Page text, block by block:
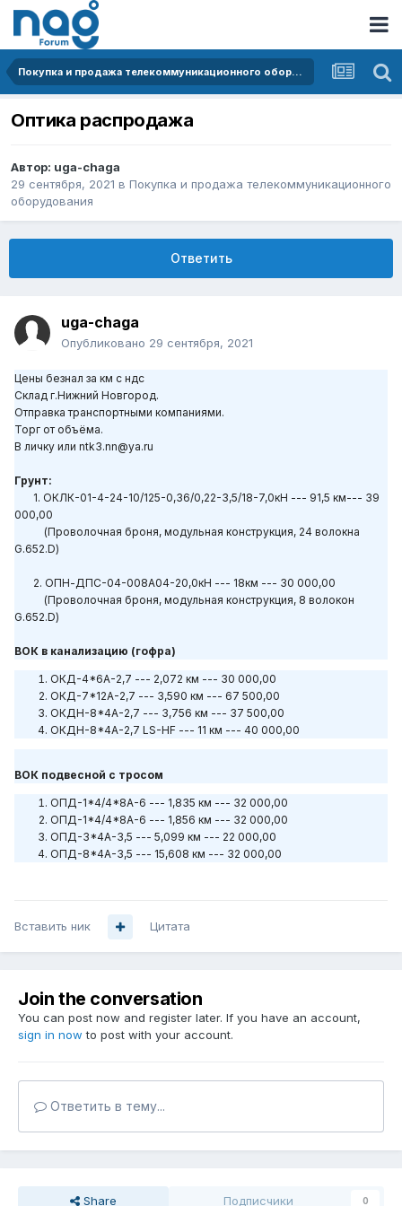
Покупка и продажа телекоммуникационного оборудования
Оптика распродажа
Автор: uga-chaga
29 сентября, 2021 в Покупка и продажа телекоммуникационного
оборудования
Ответить
uga-chaga
Опубликовано 29 сентября, 2021
Цены безнал за км с ндс
Склад г.Нижний Новгород.
Отправка транспортными компаниями.
Торг от объёма.
В личку или ntk3.nn@ya.ru
Грунт:
1. ОКЛК-01-4-24-10/125-0,36/0,22-3,5/18-7,0кН --- 91,5 км--- 39
000,00
(Проволочная броня, модульная конструкция, 24 волокна
G.652.D)
2. ОПН-ДПС-04-008А04-20,0кН --- 18км --- 30 000,00
(Проволочная броня, модульная конструкция, 8 волокон
G.652.D)
ВОК в канализацию (гофра)
ОКД-4*6A-2,7 --- 2,072 км --- 30 000,00
ОКД-7*12А-2,7 --- 3,590 км --- 67 500,00
ОКДН-8*4A-2,7 --- 3,756 км --- 37 500,00
ОКДН-8*4A-2,7 LS-HF --- 11 км --- 40 000,00
ВОК подвесной с тросом
ОПД-1*4/4*8А-6 --- 1,835 км --- 32 000,00
ОПД-1*4/4*8А-6 --- 1,856 км --- 32 000,00
ОПД-3*4А-3,5 --- 5,099 км --- 22 000,00
ОПД-8*4А-3,5 --- 15,608 км --- 32 000,00
Вставить ник Цитата
Join the conversation
You can post now and register later. If you have an account,
sign in now to post with your account.
Ответить в тему...
Share Подписчики 0